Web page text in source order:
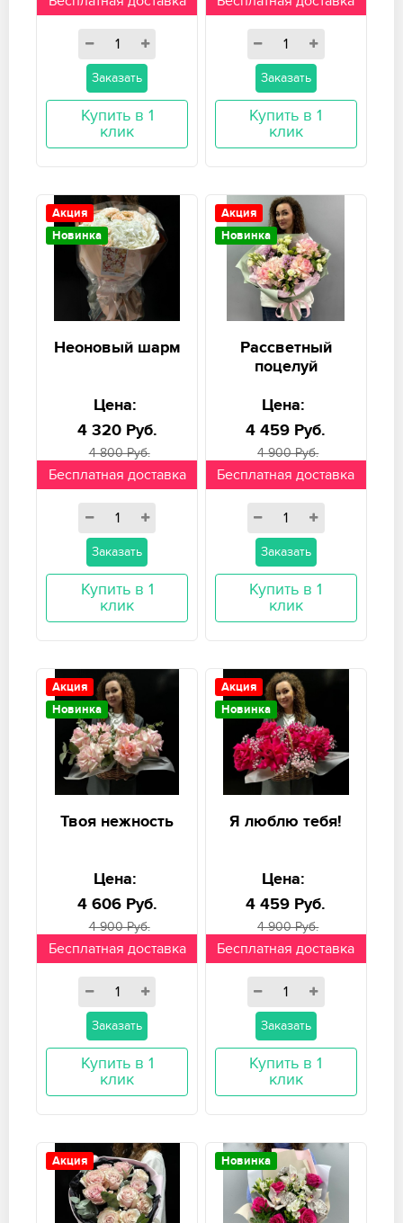
Заказать
Купить в 1
клик
Заказать
Купить в 1
клик
Акция
Новинка
Неоновый шарм
Цена:
4 320 Руб.
4 800 Руб.
Бесплатная доставка
Заказать
Купить в 1
клик
Акция
Новинка
Рассветный
поцелуй
Цена:
4 459 Руб.
4 900 Руб.
Бесплатная доставка
Заказать
Купить в 1
клик
Акция
Новинка
Твоя нежность
Цена:
4 606 Руб.
4 900 Руб.
Бесплатная доставка
Заказать
Купить в 1
клик
Акция
Новинка
Я люблю тебя!
Цена:
4 459 Руб.
4 900 Руб.
Бесплатная доставка
Заказать
Купить в 1
клик
Акция Новинка